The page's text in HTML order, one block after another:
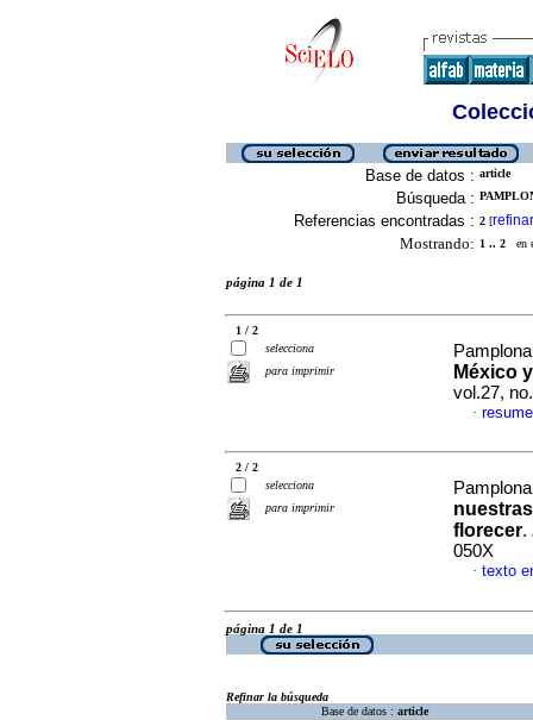
Base de datos : article
Búsqueda :
Referencias encontradas : 2 [refinar
Mostrando: 1 .. 2 en
página 1 de 1
1 / 2
selecciona
para imprimir
México
vol.27,
·
2 / 2
selecciona
para imprimir
florecer.
050X
· texto
página 1 de 1
Refinar la búsqueda
Base de datos : article